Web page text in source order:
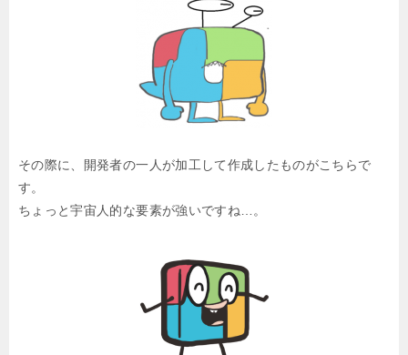
その際に、開発者の一人が加工して作成したものがこちらで
す。
ちょっと宇宙人的な要素が強いですね…。